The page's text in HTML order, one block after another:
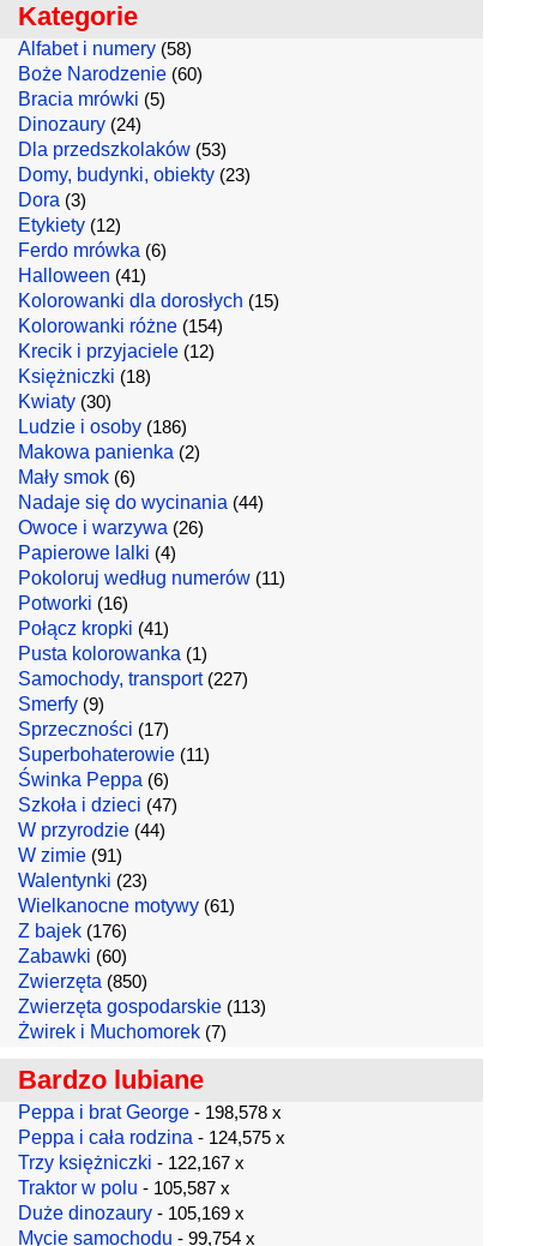
Kategorie
Alfabet i numery (58)
Boże Narodzenie (60)
Bracia mrówki (5)
Dinozaury (24)
Dla przedszkolaków (53)
Domy, budynki, obiekty (23)
Dora (3)
Etykiety (12)
Ferdo mrówka (6)
Halloween (41)
Kolorowanki dla dorosłych (15)
Kolorowanki różne (154)
Krecik i przyjaciele (12)
Księżniczki (18)
Kwiaty (30)
Ludzie i osoby (186)
Makowa panienka (2)
Mały smok (6)
Nadaje się do wycinania (44)
Owoce i warzywa (26)
Papierowe lalki (4)
Pokoloruj według numerów (11)
Potworki (16)
Połącz kropki (41)
Pusta kolorowanka (1)
Samochody, transport(227)
Smerfy (9)
Sprzeczności (17)
Superbohaterowie (11)
Świnka Peppa (6)
Szkoła i dzieci (47)
W przyrodzie (44)
W zimie (91)
Walentynki (23)
Wielkanocne motywy (61)
Z bajek (176)
Zabawki (60)
Zwierzęta (850)
Zwierzęta gospodarskie (113)
Żwirek i Muchomorek (7)
Bardzo lubiane
Peppa i brat George - 198,578 x
Peppa i cała rodzina - 124,575 x
Trzy księżniczki - 122,167 x
Traktor w polu - 105,587 x
Duże dinozaury - 105,169 x
Mycie samochodu - 99,754 x